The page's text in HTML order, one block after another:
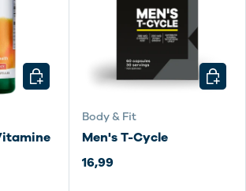
KIES MOGELIJKHEDEN
Body & Fit
Men's T-Cycle
16,99
KIES